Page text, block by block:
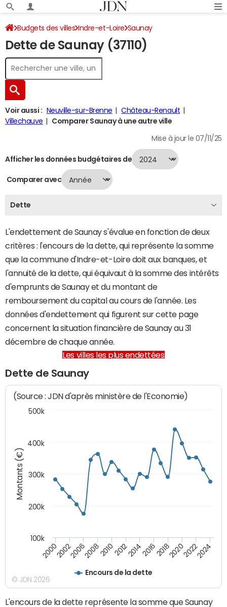
Budgets des villes Indre-et-Loire Saunay
Dette au 31/12/2024
Dette de Saunay (37110)
Voir aussi : Neuville-sur-Brenne
Château-Renault
Villechauve
Comparer Saunay à une autre ville
Mise à jour le 07/11/25
Afficher les données budgétaires de
Comparer avec
Dette
L'endettement de Saunay s'évalue en fonction de deux
critères : l'encours de la dette, qui représente la somme
que la commune d'Indre-et-Loire doit aux banques, et
l'annuité de la dette, qui équivaut à la somme des intérêts
d'emprunts de Saunay et du montant de
remboursement du capital au cours de l'année. Les
données d'endettement qui figurent sur cette page
concernent la situation financière de Saunay au 31
décembre de chaque année.
Les villes les plus endettées
Dette de Saunay
Montants (€)
(Source : JDN d'après ministère de l'Economie)
Encours de la dette
200020022006200820102012201420162018202020222024
100k
200k
300k
400k
500k
© JDN 2026
L'encours de la dette représente la somme que Saunay